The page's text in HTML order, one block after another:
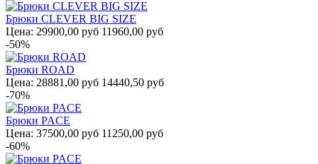
Брюки CLEVER BIG SIZE
Цена: 29900,00 руб 11960,00 руб
-50%
Брюки ROAD
Цена: 28881,00 руб 14440,50 руб
-70%
Брюки PACE
Цена: 37500,00 руб 11250,00 руб
-60%